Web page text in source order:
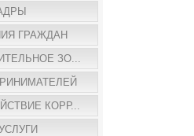
ГРАЖДАН
ЗО...
КОРР...